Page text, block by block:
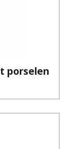
porselen